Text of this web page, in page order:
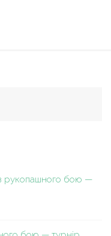
з рукопашного бою —